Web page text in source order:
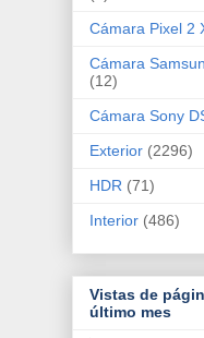
Cámara Pixel 2
Cámara
(12)
Cámara Sony
Exterior (2296)
HDR (71)
Interior (486)
Vistas de
último mes